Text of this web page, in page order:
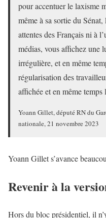
pour accentuer le laxisme
même à sa sortie du
attentes des Français ni à
médias, vous affichez une
irrégulière, et en même
régularisation des
affichée et en même
Yoann Gillet, député RN du
nationale, 21 novembre 2023
Yoann Gillet s’avance
Revenir à la
Hors du bloc présidentiel, il